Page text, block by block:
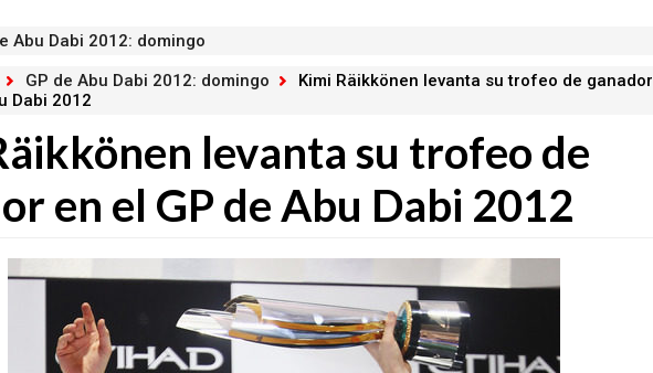
Abu Dabi 2012: domingo
GP de Abu Dabi 2012: domingo
Kimi Räikkönen levanta su trofeo de ganador
Dabi 2012
levanta su trofeo de
en el GP de Abu Dabi 2012